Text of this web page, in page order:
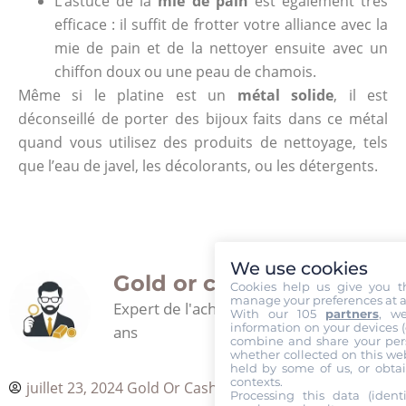
efficace : il suffit de frotter votre alliance avec la
mie de pain et de la nettoyer ensuite avec un
chiffon doux ou une peau de chamois.
Même si le platine est un métal solide, il est
déconseillé de porter des bijoux faits dans ce métal
quand vous utilisez des produits de nettoyage, tels
que l’eau de javel, les décolorants, ou les détergents.
Gold or cash
Expert de l'achat d'or depuis plus de 30
ans
juillet 23, 2024 Gold Or Cash
We use cookies
Cookies help us give you
manage your preferences at
With our 105 partners,
information on your devices
combine and share your
whether collected on this
held by some of us, or
contexts.
Processing this data